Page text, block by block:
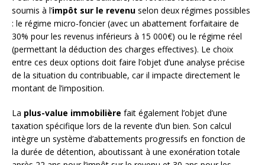
soumis à l’impôt sur le revenu selon deux régimes possibles
: le régime micro-foncier (avec un abattement forfaitaire de
30% pour les revenus inférieurs à 15 000€) ou le régime réel
(permettant la déduction des charges effectives). Le choix
entre ces deux options doit faire l’objet d’une analyse précise
de la situation du contribuable, car il impacte directement le
montant de l’imposition.
La plus-value immobilière fait également l’objet d’une
taxation spécifique lors de la revente d’un bien. Son calcul
intègre un système d’abattements progressifs en fonction de
la durée de détention, aboutissant à une exonération totale